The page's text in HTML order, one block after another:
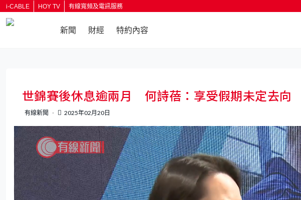
i-CABLE HOY TV 有線寬頻及電訊服務
新聞 財經 特約內容
世錦賽後休息逾兩月 何詩蓓：享受假期未定去向
有線新聞 2025年02月20日